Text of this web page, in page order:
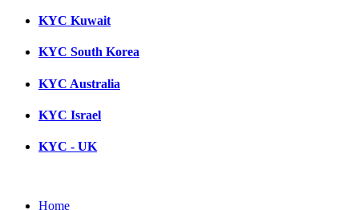
KYC Kuwait
KYC South Korea
KYC Australia
KYC Israel
KYC - UK
Home